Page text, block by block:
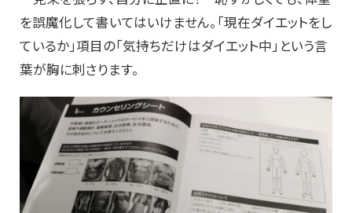
を誤魔化して書いてはいけません。「現在ダイエットをし
ているか」項目の「気持ちだけはダイエット中」という言
葉が胸に刺さります。